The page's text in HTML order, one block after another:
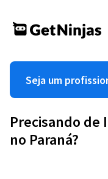
Seja um
Precisando de
no Paraná?